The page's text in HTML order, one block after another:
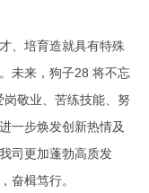
、培育造就具有特殊
未来，狗子28 将不忘
敬业、苦练技能、努
一步焕发创新热情及
司更加蓬勃高质发
奋楫笃行。